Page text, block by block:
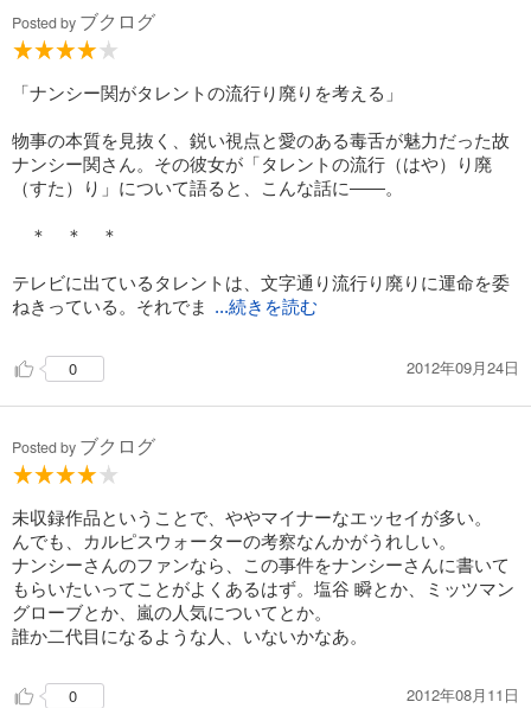
Posted by ブクログ
「ナンシー関がタレントの流行り廃りを考える」
物事の本質を見抜く、鋭い視点と愛のある毒舌が魅力だった故
ナンシー関さん。その彼女が「タレントの流行（はや）り廃
（すた）り」について語ると、こんな話に――。
＊ ＊ ＊
テレビに出ているタレントは、文字通り流行り廃りに運命を委
ねきっている。それでま
...続きを読む
0 2012年09月24日
Posted by ブクログ
未収録作品ということで、ややマイナーなエッセイが多い。
んでも、カルピスウォーターの考察なんかがうれしい。
ナンシーさんのファンなら、この事件をナンシーさんに書いて
もらいたいってことがよくあるはず。塩谷 瞬とか、ミッツマン
グローブとか、嵐の人気についてとか。
誰か二代目になるような人、いないかなあ。
0 2012年08月11日